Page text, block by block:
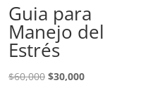
Guia para
Manejo del
Estrés
$60,000 El
$30,000El